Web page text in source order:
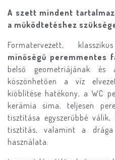
A szett mindent
a működtetéshez
Formatervezett,
minőségű peremmentes
belső geometriájának és
köszönhetően a víz
kiöblítése hatékony, a WC
kerámia sima, teljesen
tisztítása egyszerűbbé
tisztítás, valamint a drága
használata.